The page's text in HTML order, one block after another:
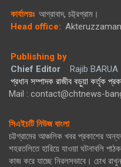
কার্যালয়ঃ আগ্রাবাদ, চট্ট্রগ্রাম।
Head office:
Publishing by
Chief Editor
Rajib BARUA
প্রধান সম্পাদক রাজীব বড়ুয়া কর্তৃক
Mail : contact@chtnews-
সিএইচটি নিউজ বাংলা
চট্টগ্রামের আঞ্চলিক খবর প্রকাশের
শহরতলিতে হারিয়ে যাওয়া ঘটনাবলি
কাজ করে যাচ্ছে নিরলসভাবে। চোখ